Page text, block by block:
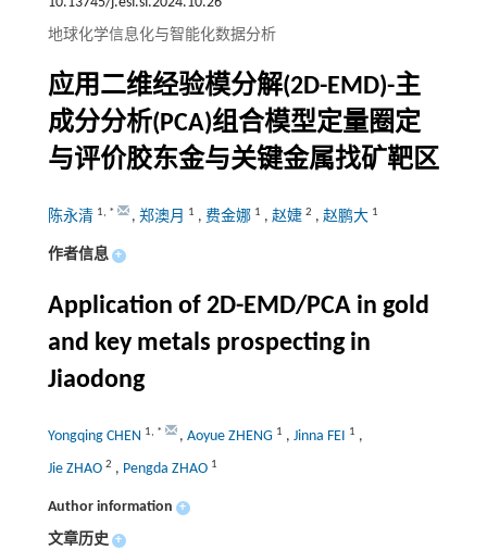
地球化学信息化与智能化数据分析
应用二维经验模分解(2D-EMD)-主
成分分析(PCA)组合模型定量圈定
与评价胶东金与关键金属找矿靶区
陈永清 1, * , 郑澳月 1 , 费金娜 1 , 赵婕 2 , 赵鹏大 1
作者信息 +
Application of 2D-EMD/PCA in gold
and key metals prospecting in
Jiaodong
Yongqing CHEN 1, * , Aoyue ZHENG 1 , Jinna FEI 1 ,
Jie ZHAO 2 , Pengda ZHAO 1
Author information +
文章历史 +